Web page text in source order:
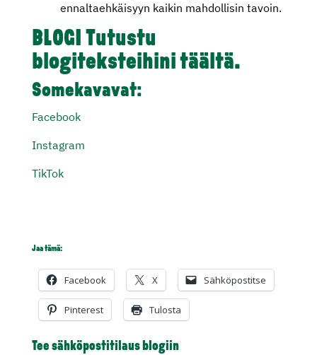
ennaltaehkäisyyn kaikin mahdollisin tavoin.
BLOGI Tutustu
blogiteksteihinitäältä.
Somekavavat:
Facebook
Instagram
TikTok
Jaa tämä:
Facebook X Sähköpostitse
Pinterest Tulosta
Tee sähköpostitilaus blogiin